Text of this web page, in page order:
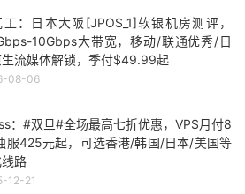
：日本大阪[JPOS_1]软银机房测评，
10Gbps大带宽，移动/联通优秀/日
流媒体解锁，季付$49.99起
08-06
：#双旦#全场最高七折优惠，VPS月付8
服425元起，可选香港/韩国/日本/美国等
路
12-21